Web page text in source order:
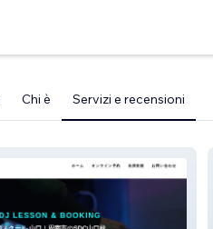
Chi è Servizi e recensioni